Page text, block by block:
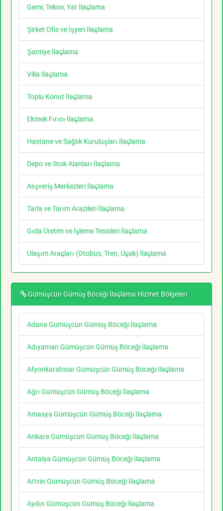
Gemi, Tekne, Yat İlaçlama
Şirket Ofis ve İşyeri İlaçlama
Şantiye İlaçlama
Villa İlaçlama
Toplu Konut İlaçlama
Ekmek Fırını İlaçlama
Hastane ve Sağlık Kuruluşları İlaçlama
Depo ve Stok Alanları İlaçlama
Alışveriş Merkezleri İlaçlama
Tarla ve Tarım Arazileri İlaçlama
Gıda Üretim ve İşleme Tesisleri İlaçlama
Ulaşım Araçları (Otobüs, Tren, Uçak) İlaçlama
Gümüşcün Gümüş Böceği İlaçlama Hizmet Bölgeleri
Adana Gümüşcün Gümüş Böceği İlaçlama
Adıyaman Gümüşcün Gümüş Böceği İlaçlama
Afyonkarahisar Gümüşcün Gümüş Böceği İlaçlama
Ağrı Gümüşcün Gümüş Böceği İlaçlama
Amasya Gümüşcün Gümüş Böceği İlaçlama
Ankara Gümüşcün Gümüş Böceği İlaçlama
Antalya Gümüşcün Gümüş Böceği İlaçlama
Artvin Gümüşcün Gümüş Böceği İlaçlama
Aydın Gümüşcün Gümüş Böceği İlaçlama